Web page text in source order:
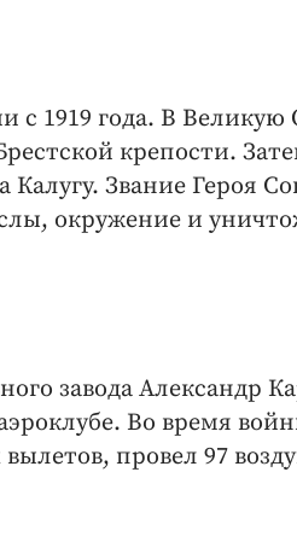
1919 года. В Великую
крепости.
Звание Героя
окружение и
завода Александр
Во время
провел 97